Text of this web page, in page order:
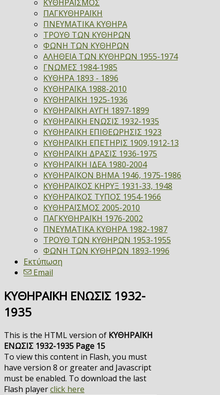
ΚΥΘΗΡΑΪΣΜΟΣ
ΠΑΓΚΥΘΗΡΑΪΚΗ
ΠΝΕΥΜΑΤΙΚΑ ΚΥΘΗΡΑ
ΤΡΟΥΘ ΤΩΝ ΚΥΘΗΡΩΝ
ΦΩΝΗ ΤΩΝ ΚΥΘΗΡΩΝ
ΑΛΗΘΕΙΑ ΤΩΝ ΚΥΘΗΡΩΝ 1955-1974
ΓΝΩΜΕΣ 1984-1985
ΚΥΘΗΡΑ 1893 - 1896
ΚΥΘΗΡΑΪΚΑ 1988-2010
ΚΥΘΗΡΑΪΚΗ 1925-1936
ΚΥΘΗΡΑΪΚΗ ΑΥΓΗ 1897-1899
ΚΥΘΗΡΑΪΚΗ ΕΝΩΣΙΣ 1932-1935
ΚΥΘΗΡΑΪΚΗ ΕΠΙΘΕΩΡΗΣΙΣ 1923
ΚΥΘΗΡΑΪΚΗ ΕΠΕΤΗΡΙΣ 1909,1912-13
ΚΥΘΗΡΑΪΚΗ ΔΡΑΣΙΣ 1936-1975
ΚΥΘΗΡΑΪΚΗ ΙΔΕΑ 1980-2004
ΚΥΘΗΡΑΪΚΟΝ ΒΗΜΑ 1946, 1975-1986
ΚΥΘΗΡΑΪΚΟΣ ΚΗΡΥΞ 1931-33, 1948
ΚΥΘΗΡΑΪΚΟΣ ΤΥΠΟΣ 1954-1966
ΚΥΘΗΡΑΪΣΜΟΣ 2005-2010
ΠΑΓΚΥΘΗΡΑΪΚΗ 1976-2002
ΠΝΕΥΜΑΤΙΚΑ ΚΥΘΗΡΑ 1982-1987
ΤΡΟΥΘ ΤΩΝ ΚΥΘΗΡΩΝ 1953-1955
ΦΩΝΗ ΤΩΝ ΚΥΘΗΡΩΝ 1893-1996
Εκτύπωση
Email
ΚΥΘΗΡΑΪΚΗ ΕΝΩΣΙΣ 1932-
1935
This is the HTML version of ΚΥΘΗΡΑΪΚΗ
ΕΝΩΣΙΣ 1932-1935 Page 15
To view this content in Flash, you must
have version 8 or greater and Javascript
must be enabled. To download the last
Flash playerclick here